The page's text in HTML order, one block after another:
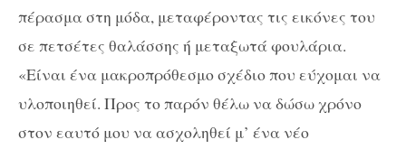
πέρασμα στη μόδα, μεταφέροντας τις εικόνες του
σε πετσέτες θαλάσσης ή μεταξωτά φουλάρια.
«Είναι ένα μακροπρόθεσμο σχέδιο που εύχομαι να
υλοποιηθεί. Προς το παρόν θέλω να δώσω χρόνο
στον εαυτό μου να ασχοληθεί μ’ ένα νέο